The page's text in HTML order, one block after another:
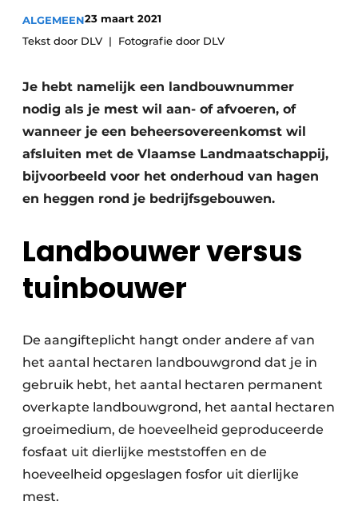
ALGEMEEN23 maart 2021
Tekst door DLV
Fotografie door DLV
Je hebt namelijk een landbouwnummer
nodig als je mest wil aan- of afvoeren, of
wanneer je een beheersovereenkomst wil
afsluiten met de Vlaamse Landmaatschappij,
bijvoorbeeld voor het onderhoud van hagen
en heggen rond je bedrijfsgebouwen.
Landbouwer versus
tuinbouwer
De aangifteplicht hangt onder andere af van
het aantal hectaren landbouwgrond dat je in
gebruik hebt, het aantal hectaren permanent
overkapte landbouwgrond, het aantal hectaren
groeimedium, de hoeveelheid geproduceerde
fosfaat uit dierlijke meststoffen en de
hoeveelheid opgeslagen fosfor uit dierlijke
mest.